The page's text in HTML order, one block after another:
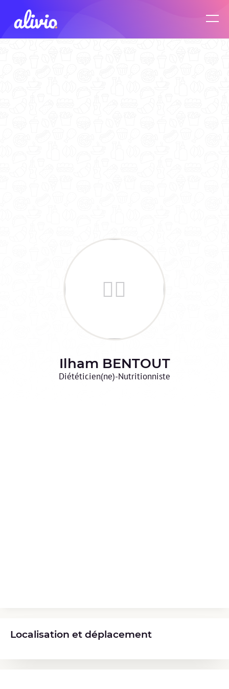
Ilham BENTOUT
Diététicien(ne)-Nutritionniste
Localisation et déplacement